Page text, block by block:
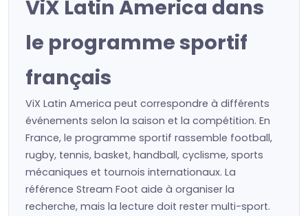
ViX Latin America dans
le programme sportif
français
ViX Latin America peut correspondre à différents
événements selon la saison et la compétition. En
France, le programme sportif rassemble football,
rugby, tennis, basket, handball, cyclisme, sports
mécaniques et tournois internationaux. La
référence Stream Foot aide à organiser la
recherche, mais la lecture doit rester multi-sport.